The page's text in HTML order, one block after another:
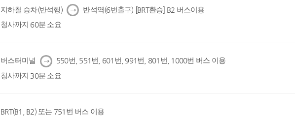
지하철 승차(반석행) 다
음
반석역(6번출구) [BRT환승] B2 버스이용
청사까지 60분 소요
버스터미널 다
음
550번, 551번, 601번, 991번, 801번, 1000번 버스 이용
청사까지 30분 소요
BRT(B1, B2) 또는 751번 버스 이용